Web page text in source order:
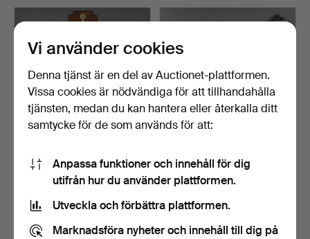
- Franklin Mint
”CHARLEMAGNES
SVÄRD”, kopi…
Klubbades 4 jun 2025
1 bud
- BARNSABEL -
PREUSSEN EFTER 1900.
Klubbades 20 maj 2025
1 bud
Vi använder cookies
Denna tjänst är en del av Auctionet-plattformen.
Vissa cookies är nödvändiga för att tillhandahålla
tjänsten, medan du kan hantera eller återkalla ditt
samtycke för de som används för att:
Anpassa funktioner och innehåll för dig
utifrån hur du använder plattformen.
Utveckla och förbättra plattformen.
Marknadsföra nyheter och innehåll till dig på